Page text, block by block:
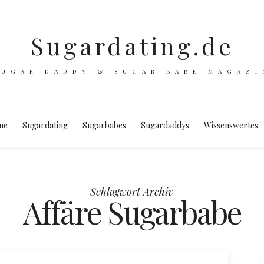
Sugardating.de
DADDY & SUGAR BABE
Sugardating Sugarbabes Sugardaddys Wissenswertes
Schlagwort Archiv
Affäre Sugarbabe